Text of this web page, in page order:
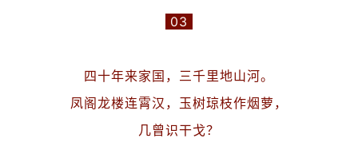
03
四十年来家国，三千里地山河。
凤阁龙楼连霄汉，玉树琼枝作烟萝，
几曾识干戈？